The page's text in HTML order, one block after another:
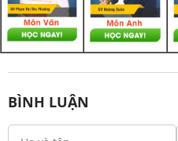
BÌNH LUẬN